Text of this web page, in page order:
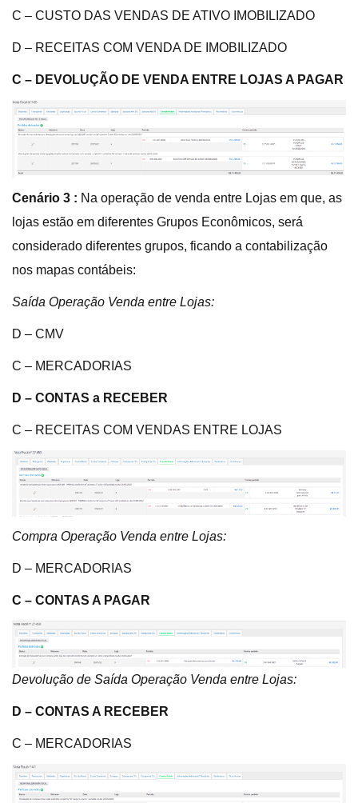
C – CUSTO DAS VENDAS DE ATIVO IMOBILIZADO
D – RECEITAS COM VENDA DE IMOBILIZADO
C – DEVOLUÇÃO DE VENDA ENTRE LOJAS A PAGAR
Cenário 3 : Na operação de venda entre Lojas em que, as
lojas estão em diferentes Grupos Econômicos, será
considerado diferentes grupos, ficando a contabilização
nos mapas contábeis:
Saída Operação Venda entre Lojas:
D – CMV
C – MERCADORIAS
D – CONTAS a RECEBER
C – RECEITAS COM VENDAS ENTRE LOJAS
Compra Operação Venda entre Lojas:
D – MERCADORIAS
C – CONTAS A PAGAR
Devolução de Saída Operação Venda entre Lojas:
D – CONTAS A RECEBER
C – MERCADORIAS